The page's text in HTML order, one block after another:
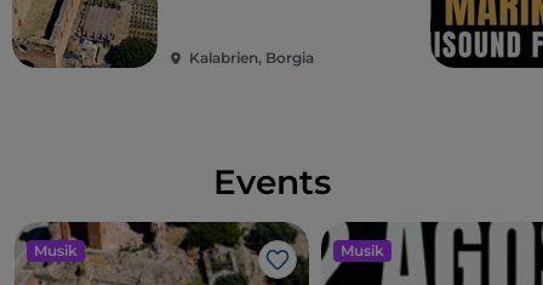
Kalabrien, Borgia
Events
Musik
Like
Musik